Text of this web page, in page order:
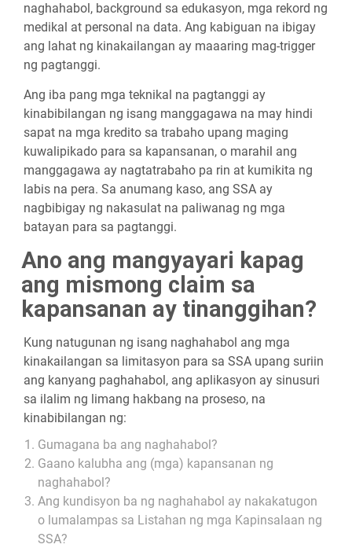
naghahabol, background sa edukasyon, mga rekord ng
medikal at personal na data. Ang kabiguan na ibigay
ang lahat ng kinakailangan ay maaaring mag-trigger
ng pagtanggi.
Ang iba pang mga teknikal na pagtanggi ay
kinabibilangan ng isang manggagawa na may hindi
sapat na mga kredito sa trabaho upang maging
kuwalipikado para sa kapansanan, o marahil ang
manggagawa ay nagtatrabaho pa rin at kumikita ng
labis na pera. Sa anumang kaso, ang SSA ay
nagbibigay ng nakasulat na paliwanag ng mga
batayan para sa pagtanggi.
Ano ang mangyayari kapag
ang mismong claim sa
kapansanan ay tinanggihan?
Kung natugunan ng isang naghahabol ang mga
kinakailangan sa limitasyon para sa SSA upang suriin
ang kanyang paghahabol, ang aplikasyon ay sinusuri
sa ilalim ng limang hakbang na proseso, na
kinabibilangan ng:
Gumagana ba ang naghahabol?
Gaano kalubha ang (mga) kapansanan ng
naghahabol?
Ang kundisyon ba ng naghahabol ay nakakatugon
o lumalampas sa Listahan ng mga Kapinsalaan ng
SSA?